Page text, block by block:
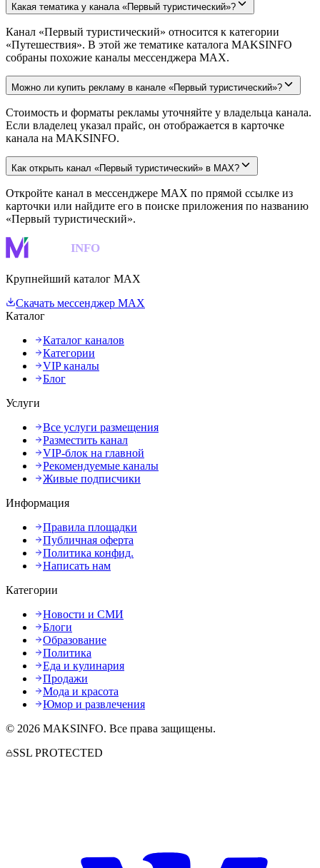
Какая тематика у канала «Первый туристический»?
Канал «Первый туристический» относится к категории
«Путешествия». В этой же тематике каталога MAKSINFO
собраны похожие каналы мессенджера MAX.
Можно ли купить рекламу в канале «Первый туристический»?
Стоимость и форматы рекламы уточняйте у владельца канала.
Если владелец указал прайс, он отображается в карточке
канала на MAKSINFO.
Как открыть канал «Первый туристический» в MAX?
Откройте канал в мессенджере MAX по прямой ссылке из
карточки или найдите его в поиске приложения по названию
«Первый туристический».
INFO
Крупнейший каталог MAX
Скачать мессенджер MAX
Каталог
Каталог каналов
Категории
VIP каналы
Блог
Услуги
Все услуги размещения
Разместить канал
VIP-блок на главной
Рекомендуемые каналы
Живые подписчики
Информация
Правила площадки
Публичная оферта
Политика конфид.
Написать нам
Категории
Новости и СМИ
Блоги
Образование
Политика
Еда и кулинария
Продажи
Мода и красота
Юмор и развлечения
© 2026 MAKSINFO. Все права защищены.
SSL PROTECTED